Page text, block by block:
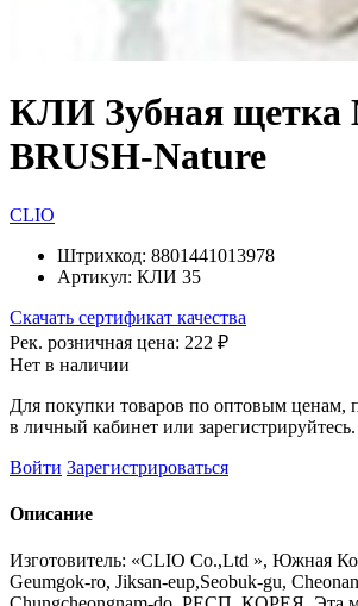
КЛИ Зубная щетка
BRUSH-Nature
CLIO
Штрихкод: 8801441013978
Артикул: КЛИ 35
Скачать сертификат качества
Рек. розничная цена: 222 ₽
Нет в наличии
Для покупки товаров по оптовым ценам,
в личный кабинет или зарегистрируйтесь.
Войти Зарегистрироваться
Описание
Изготовитель: «CLIO Co.,Ltd », Южная
Geumgok-ro, Jiksan-eup,Seobuk-gu,